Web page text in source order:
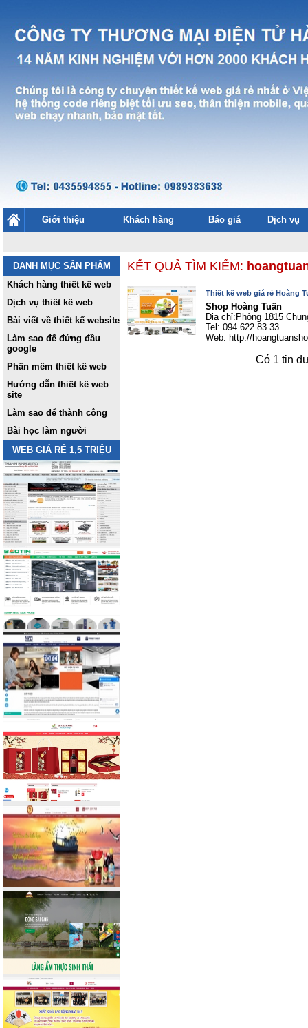
Giới thiệu Khách hàng Báo giá Dịch vụ
DANH MỤC SẢN PHẨM
Khách hàng thiết kế web
Dịch vụ thiết kế web
Bài viết về thiết kế website
Làm sao để đứng đầu
google
Phần mềm thiết kế web
Hướng dẫn thiết kế web
site
Làm sao để thành công
Bài học làm người
WEB GIÁ RẺ 1,5 TRIỆU
KẾT QUẢ TÌM KIẾM:
Thiết kế web giá rẻ Hoàng
Shop Hoàng Tuấn
Địa chỉ:Phòng 1815
Tel: 094 622 83 33
Web: http://
Có 1 tin